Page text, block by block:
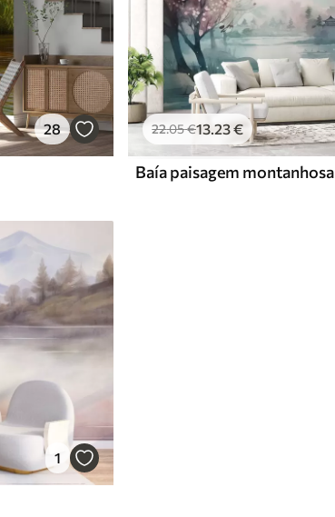
28 22.05€13 .23€
Baía paisagem montanhosa
1